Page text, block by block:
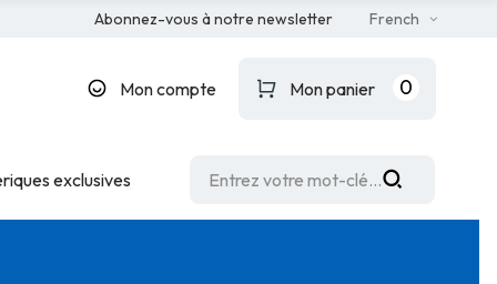
Abonnez-vous à notre newsletter French
Mon compte Mon panier 0
exclusives